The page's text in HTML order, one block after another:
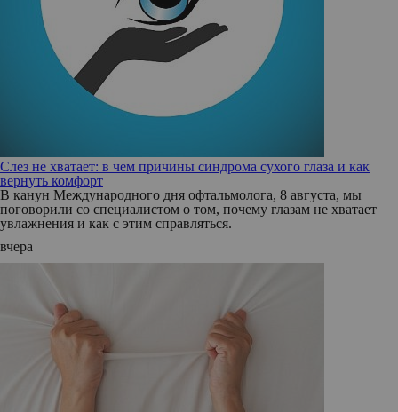
Слез не хватает: в чем причины синдрома сухого глаза и как
вернуть комфорт
В канун Международного дня офтальмолога, 8 августа, мы
поговорили со специалистом о том, почему глазам не хватает
увлажнения и как с этим справляться.
вчера